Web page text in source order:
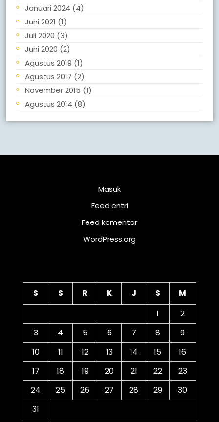
Januari 2024 (4)
Juni 2021 (1)
Juli 2020 (3)
Juni 2020 (2)
Agustus 2019 (1)
Agustus 2017 (2)
November 2015 (1)
Agustus 2014 (8)
Masuk
Feed entri
Feed komentar
WordPress.org
S S R K J S
M
1
2
3
4 5 6 7 8
9
10
11 12 13 14 15
16
17
18 19 20 21 22
23
24
25 26 27 28 29
30
31